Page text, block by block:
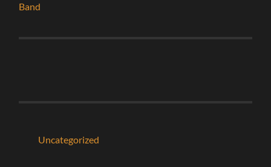
Band
Uncategorized